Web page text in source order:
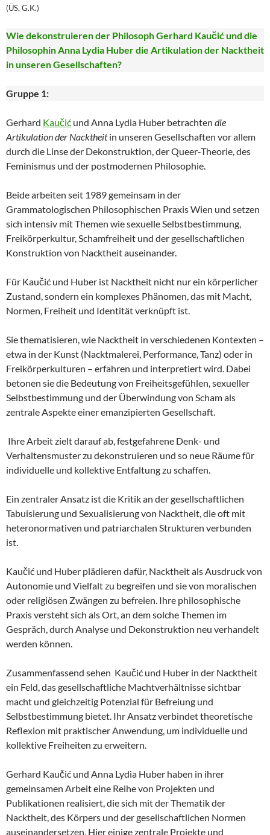
(ÜS, G.K.)
Wie dekonstruieren der Philosoph Gerhard Kaučić und die
Philosophin Anna Lydia Huber die Artikulation der Nacktheit
in unseren Gesellschaften?
Gruppe 1:
Gerhard Kaučić und Anna Lydia Huber betrachten die
Artikulation der Nacktheitin unseren Gesellschaften vor allem
durch die Linse der Dekonstruktion, der Queer-Theorie, des
Feminismus und der postmodernen Philosophie.
Beide arbeiten seit 1989 gemeinsam in der
Grammatologischen Philosophischen Praxis Wien und setzen
sich intensiv mit Themen wie sexuelle Selbstbestimmung,
Freikörperkultur, Schamfreiheit und der gesellschaftlichen
Konstruktion von Nacktheit auseinander.
Für Kaučić und Huber ist Nacktheit nicht nur ein körperlicher
Zustand, sondern ein komplexes Phänomen, das mit Macht,
Normen, Freiheit und Identität verknüpft ist.
Sie thematisieren, wie Nacktheit in verschiedenen Kontexten –
etwa in der Kunst (Nacktmalerei, Performance, Tanz) oder in
Freikörperkulturen – erfahren und interpretiert wird. Dabei
betonen sie die Bedeutung von Freiheitsgefühlen, sexueller
Selbstbestimmung und der Überwindung von Scham als
zentrale Aspekte einer emanzipierten Gesellschaft.
Ihre Arbeit zielt darauf ab, festgefahrene Denk- und
Verhaltensmuster zu dekonstruieren und so neue Räume für
individuelle und kollektive Entfaltung zu schaffen.
Ein zentraler Ansatz ist die Kritik an der gesellschaftlichen
Tabuisierung und Sexualisierung von Nacktheit, die oft mit
heteronormativen und patriarchalen Strukturen verbunden
ist.
Kaučić und Huber plädieren dafür, Nacktheit als Ausdruck von
Autonomie und Vielfalt zu begreifen und sie von moralischen
oder religiösen Zwängen zu befreien. Ihre philosophische
Praxis versteht sich als Ort, an dem solche Themen im
Gespräch, durch Analyse und Dekonstruktion neu verhandelt
werden können.
Zusammenfassend sehen Kaučić und Huber in der Nacktheit
ein Feld, das gesellschaftliche Machtverhältnisse sichtbar
macht und gleichzeitig Potenzial für Befreiung und
Selbstbestimmung bietet. Ihr Ansatz verbindet theoretische
Reflexion mit praktischer Anwendung, um individuelle und
kollektive Freiheiten zu erweitern.
Gerhard Kaučić und Anna Lydia Huber haben in ihrer
gemeinsamen Arbeit eine Reihe von Projekten und
Publikationen realisiert, die sich mit der Thematik der
Nacktheit, des Körpers und der gesellschaftlichen Normen
auseinandersetzen. Hier einige zentrale Projekte und